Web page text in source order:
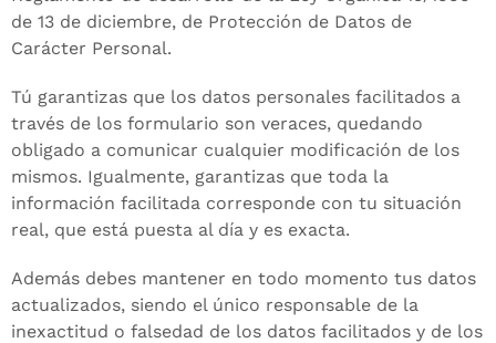
de 13 de diciembre, de Protección de Datos de
Carácter Personal.
Tú garantizas que los datos personales facilitados a
través de los formulario son veraces, quedando
obligado a comunicar cualquier modificación de los
mismos. Igualmente, garantizas que toda la
información facilitada corresponde con tu situación
real, que está puesta al día y es exacta.
Además debes mantener en todo momento tus datos
actualizados, siendo el único responsable de la
inexactitud o falsedad de los datos facilitados y de los